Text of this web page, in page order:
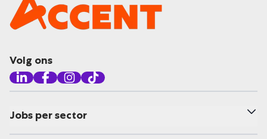
Volg ons
Jobs per sector